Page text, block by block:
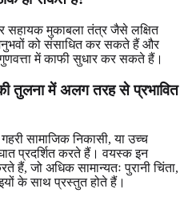
सहायक मुकाबला तंत्र जैसे लक्षित
को संसाधित कर सकते हैं और
में काफी सुधार कर सकते हैं।
तुलना में अलग तरह से प्रभावित
सामाजिक निकासी, या उच्च
प्रदर्शित करते हैं। वयस्क इन
जो अधिक सामान्यतः पुरानी चिंता,
के साथ प्रस्तुत होते हैं।